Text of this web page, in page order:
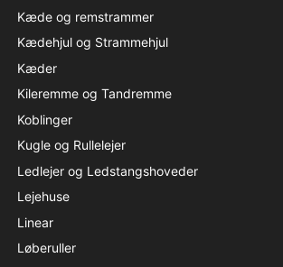
Kæde og remstrammer
Kædehjul og Strammehjul
Kæder
Kileremme og Tandremme
Koblinger
Kugle og Rullelejer
Ledlejer og Ledstangshoveder
Lejehuse
Linear
Løberuller